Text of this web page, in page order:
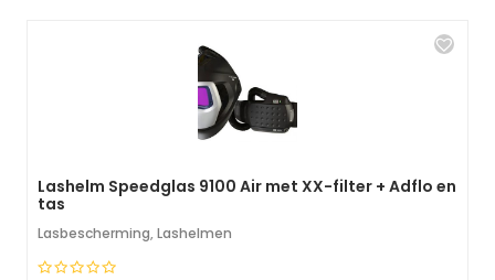
Lashelm Speedglas 9100 Air met XX-filter + Adflo en
tas
Lasbescherming, Lashelmen